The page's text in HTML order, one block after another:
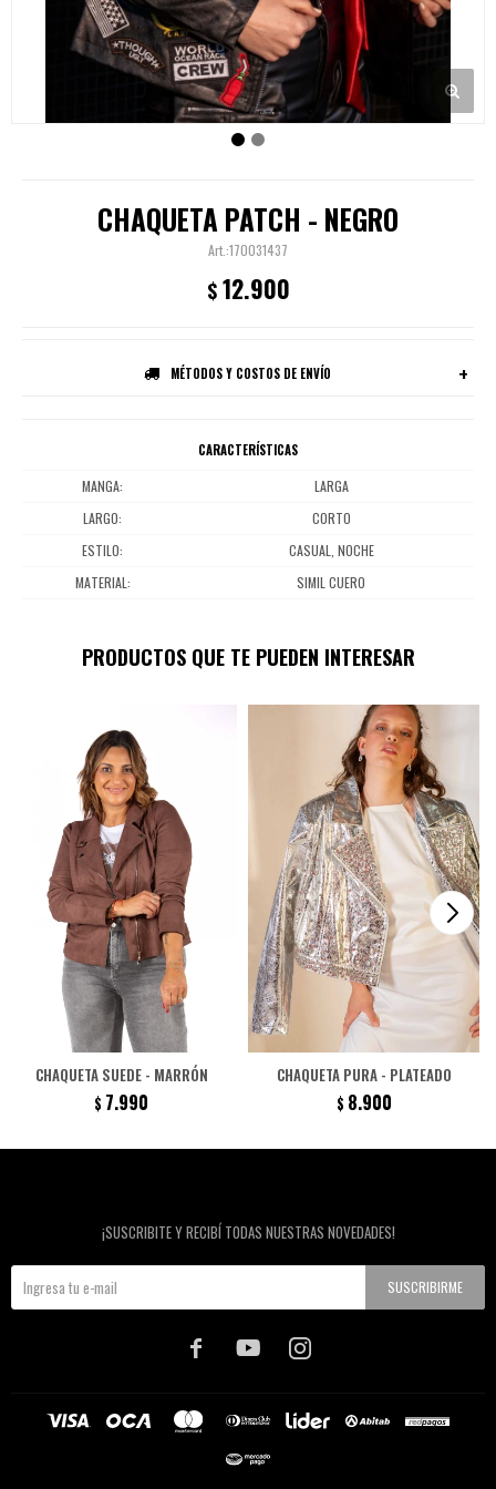
CHAQUETA PATCH - NEGRO
170031437
$ 12.900
MÉTODOS Y COSTOS DE ENVÍO
CARACTERÍSTICAS
MANGA
LARGA
LARGO
CORTO
ESTILO
CASUAL, NOCHE
MATERIAL
SIMIL CUERO
PRODUCTOS QUE TE PUEDEN INTERESAR
CHAQUETA SUEDE - MARRÓN
$ 7.990
CHAQUETA PURA - PLATEADO
$ 8.900
¡SUSCRIBITE Y RECIBÍ TODAS NUESTRAS NOVEDADES!
SUSCRIBIRME
  